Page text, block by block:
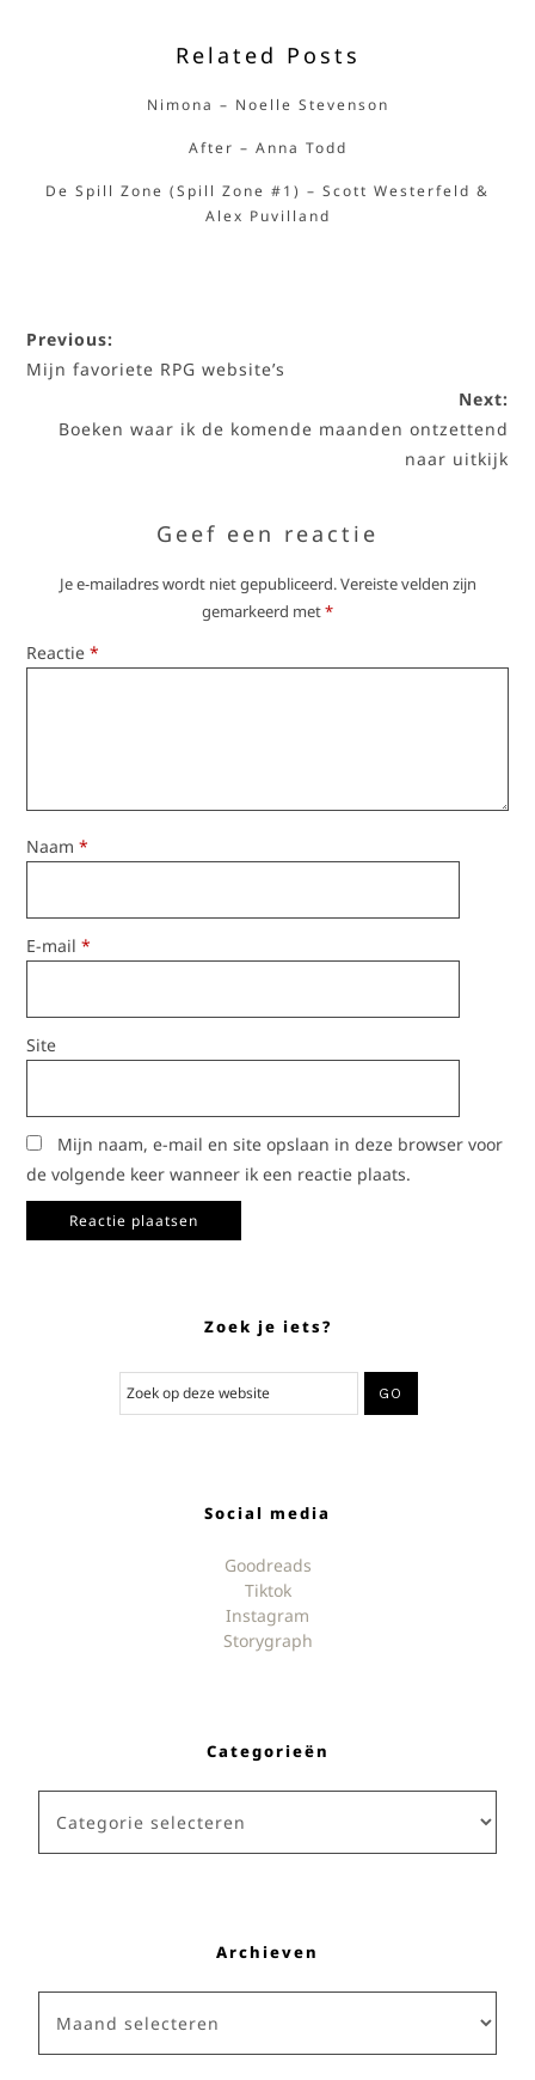
Related Posts
Nimona – Noelle Stevenson
After – Anna Todd
De Spill Zone (Spill Zone #1) – Scott Westerfeld &
Alex Puvilland
Previous:
Mijn favoriete RPG website’s
Next:
Boeken waar ik de komende maanden ontzettend
naar uitkijk
Geef een reactie
Je e-mailadres wordt niet gepubliceerd.Vereiste velden zijn
gemarkeerd met*
Reactie*
Naam*
E-mail*
Site
Mijn naam, e-mail en site opslaan in deze browser voor
de volgende keer wanneer ik een reactie plaats.
Zoek je iets?
Social media
Goodreads
Tiktok
Instagram
Storygraph
Categorieën
Archieven